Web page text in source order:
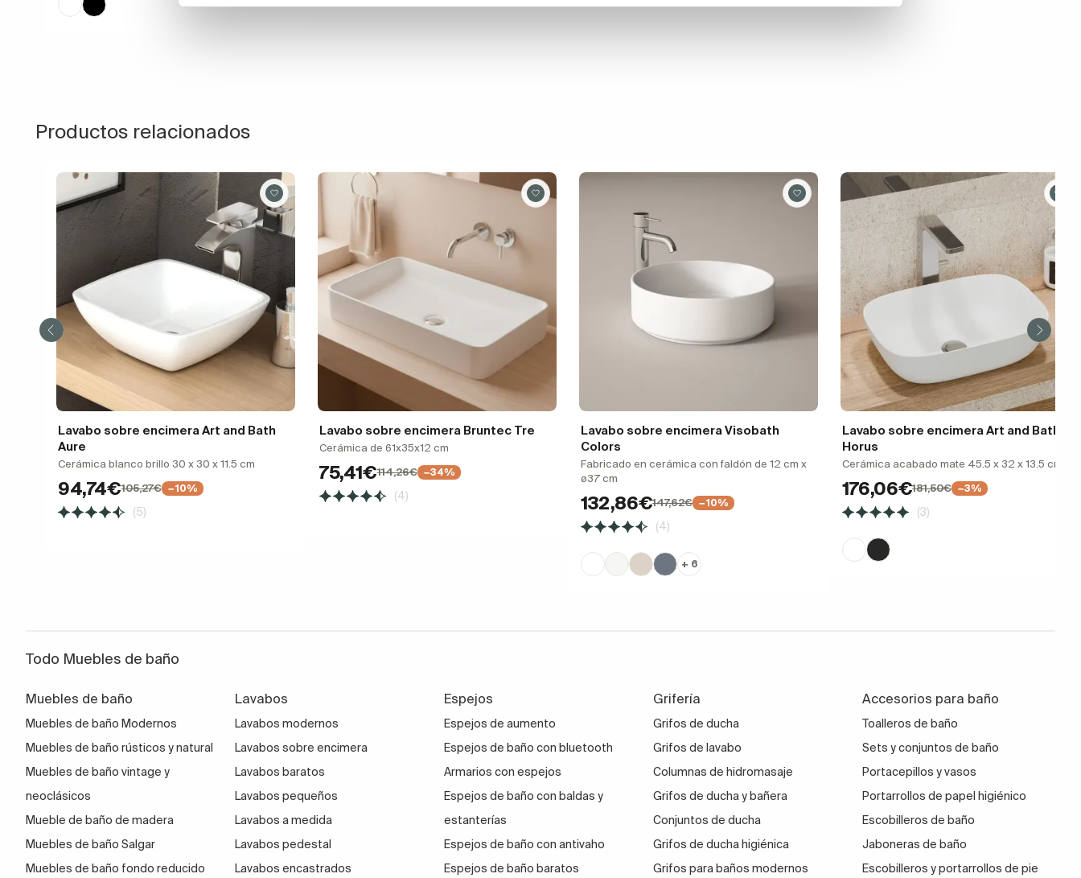
Productos relacionados
Lavabo sobre encimera Art and Bath
Aure
Cerámica blanco brillo 30 x 30 x 11.5 cm
94,74€105,27€ −10%
(5)
Lavabo sobre encimera Bruntec Tre
Cerámica de 61x35x12 cm
75,41€114,26€ −34%
(4)
Lavabo sobre encimera Visobath
Colors
Fabricado en cerámica con faldón de 12 cm x
ø37 cm
132,86€147,62€ −10%
(4)
+ 6
Lavabo sobre encimera Art and Bath
Horus
Cerámica acabado mate 45.5 x 32 x 13.5 cm
176,06€181,50€ −3%
(3)
Todo Muebles de baño
Muebles de baño
Muebles de baño Modernos
Muebles de baño rústicos y natural
Muebles de baño vintage y
neoclásicos
Mueble de baño de madera
Muebles de baño Salgar
Muebles de baño fondo reducido
Lavabos
Lavabos modernos
Lavabos sobre encimera
Lavabos baratos
Lavabos pequeños
Lavabos a medida
Lavabos pedestal
Lavabos encastrados
Espejos
Espejos de aumento
Espejos de baño con bluetooth
Armarios con espejos
Espejos de baño con baldas y
estanterías
Espejos de baño con antivaho
Espejos de baño baratos
Grifería
Grifos de ducha
Grifos de lavabo
Columnas de hidromasaje
Grifos de ducha y bañera
Conjuntos de ducha
Grifos de ducha higiénica
Grifos para baños modernos
Accesorios para baño
Toalleros de baño
Sets y conjuntos de baño
Portacepillos y vasos
Portarrollos de papel higiénico
Escobilleros de baño
Jaboneras de baño
Escobilleros y portarrollos de pie